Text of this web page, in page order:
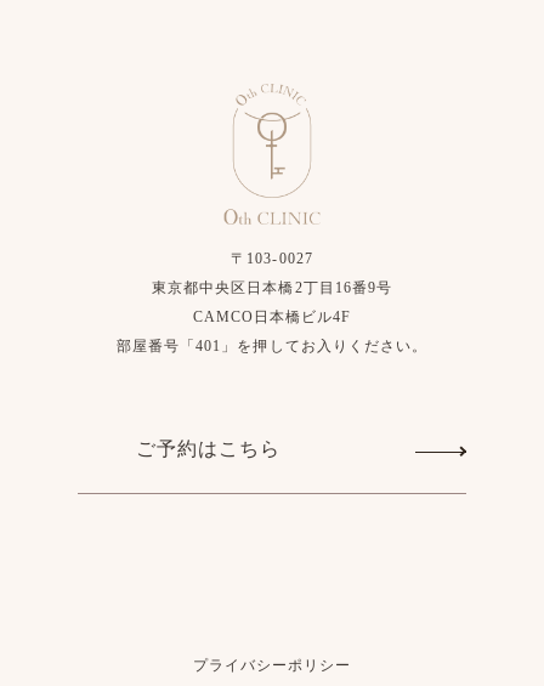
〒103-0027
東京都中央区日本橋2丁目16番9号
CAMCO日本橋ビル4F
部屋番号「401」を押してお入りください。
ご予約はこちら
プライバシーポリシー